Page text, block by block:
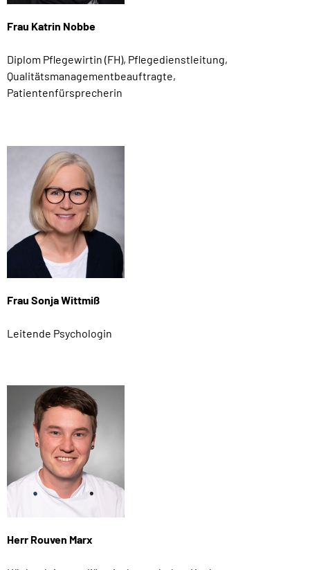
Frau Katrin Nobbe
Diplom Pflegewirtin (FH), Pflegedienstleitung,
Qualitätsmanagementbeauftragte,
Patientenfürsprecherin
Frau Sonja Wittmiß
Leitende Psychologin
Herr Rouven Marx